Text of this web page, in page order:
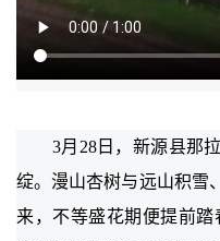
3月28日，新源县那拉
绽。漫山杏树与远山积雪
来，不等盛花期便提前踏